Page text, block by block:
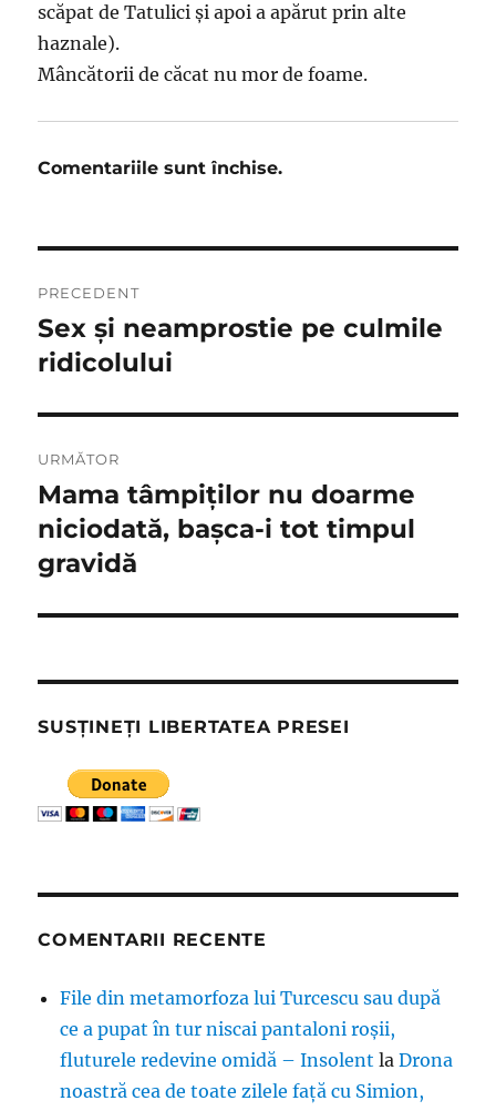
scăpat de Tatulici şi apoi a apărut prin alte
haznale).
Mâncătorii de căcat nu mor de foame.
Comentariile sunt închise.
în
articole
PRECEDENT
Articolul
anterior:
Sex şi neamprostie pe culmile
ridicolului
URMĂTOR
Articolul
următor:
Mama tâmpiţilor nu doarme
niciodată, başca-i tot timpul
gravidă
SUSȚINEȚI LIBERTATEA PRESEI
COMENTARII RECENTE
File din metamorfoza lui Turcescu sau după
ce a pupat în tur niscai pantaloni roșii,
fluturele redevine omidă – Insolent laDrona
noastră cea de toate zilele față cu Simion,